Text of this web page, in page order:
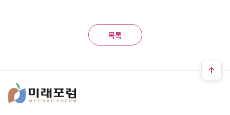
목록